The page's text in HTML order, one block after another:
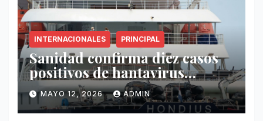
INTERNACIONALES PRINCIPAL
Sanidad confirma diez casos
positivos de hantavirus
vinculados al crucero MV
Hondius
MAYO 12, 2026 ADMIN